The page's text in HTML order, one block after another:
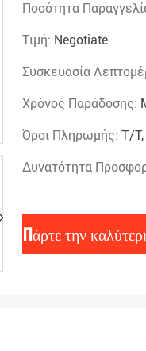
Ποσότητα
Τιμή: Negotiate
Συσκευασία
Χρόνος Παράδοσης:
Όροι Πληρωμής: T/
Δυνατότητα
Πάρτε την